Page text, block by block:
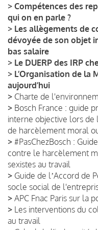
> Compétences des
qui on en parle ?
> Les allègements de
dévoyée de son objet
bas salaire
> Le DUERP des IRP
> L’Organisation de la
aujourd’hui
> Charte de
> Bosch France : guide
interne objective lors de
de harcèlement moral
> #PasChezBosch :
contre le harcèlement
sexistes au travail
> Guide de lʼAccord de
socle social de
> APC Fnac Paris sur la
> Les interventions du
au travail